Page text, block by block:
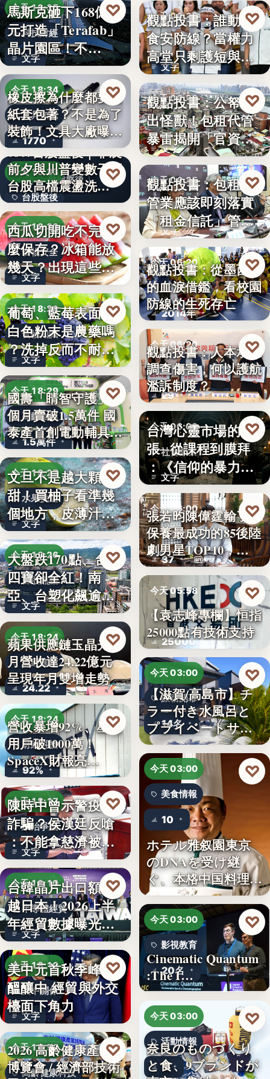
今天 18:35
科技財經
文字
馬斯克砸下168億美
元打造「Terafab」
晶片園區！不…
♡
今天 18:34
文具知識
1770
橡皮擦為什麼都要用
紙套包著？不是為了
裝飾！文具大廠曝重
要…
♡
台股盤後
今天 18:33
台股盤後
170.79
0807台股盤後｜非農
前夕與川普變數干擾
台股高檔震盪洗…
♡
今天 18:30
食物安全
文字
西瓜切開吃不完怎
麼保存？冰箱能放
幾天？出現這些狀
況別再吃
♡
今天 18:29
食物知識
文字
葡萄、藍莓表面的
白色粉末是農藥嗎
？洗掉反而不耐
放，「白霜…
♡
今天 18:29
高齡金融
1.5萬件
國壽「睛智守護」3
個月賣破1.5萬件 國
泰產首創電動輔具…
♡
今天 18:27
水果挑選
文字
文旦不是越大顆越
甜！買柚子看準幾
個地方，皮薄汁多
不踩雷
♡
今天 18:26
台股焦點
文字
大盤跌170點、台塑
四寶卻全紅！南
亞、台塑化飆逾
5%，背…
♡
今天 18:24
財經焦點
24.22
蘋果供應鏈玉晶光7
月營收達24.22億元
呈現年月雙增走勢
♡
今天 18:24
財經科技
92%
營收暴增92%、星鏈
用戶破1000萬！
SpaceX財報亮…
♡
今天 18:17
政治爭議
文字
陳時中曾示警疫苗
詐騙？侯漢廷反嗆
：不能拿慈濟被詐
來洗白「…
♡
今天 18:10
半導體經貿
文字
台韓晶片出口額超
越日本！2026上半
年經貿數據曝光：
台積…
♡
今天 18:10
美中關係
文字
美中元首秋季峰會
醞釀中 經貿與外交
檯面下角力
♡
今天 17:59
高齡健康科技
2026 高齡健康產業
博覽會 / 經濟部技術
♡
今天 06:30
時事評論
文字
觀點投書：誰動了
食安防線？當權力
高堂只剩護短與卸
責
♡
今天 06:30
時事評論
文字
觀點投書：公帑養
出怪獸！包租代管
暴雷揭開「官資共
生」的制…
♡
今天 06:25
租賃政策
文字
觀點投書：包租代
管業應該即刻落實
「租金信託」管理
制度！才…
♡
今天 06:20
教育社會
2014年
觀點投書：從墨西哥
的血淚借鑑，看校園
防線的生死存亡
♡
今天 06:20
教育政策
29
觀點投書：人本承認
調查傷害，何以護航
濫訴制度？
♡
今天 06:00
社會觀察
文字
台灣心靈市場的擴
張─從課程到膜拜
：《信仰的暴力》
選摘（3…
♡
今天 06:00
娛樂排行
37
張若昀陳偉霆輸了！
保養最成功的85後陸
劇男星TOP10，…
♡
今天 05:58
股市分析
25000
【袁志峰專欄】恒指
25000點有技術支持
♡
今天 03:00
旅宿開幕
14名
【滋賀/高島市】チ
ラー付き水風呂と
プライベートサウ
ナを楽…
♡
今天 03:00
美食情報
10
ホテル雅叙園東京
のDNAを受け継
ぐ、本格中国料理店
「万福…
♡
今天 03:00
影視教育
20名
Cinematic Quantum
:The I…
♡
今天 03:00
活動情報
9
奈良のものづくり
と食、9ブランドが
♡